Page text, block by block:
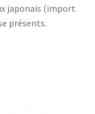
japonais (import
présents.